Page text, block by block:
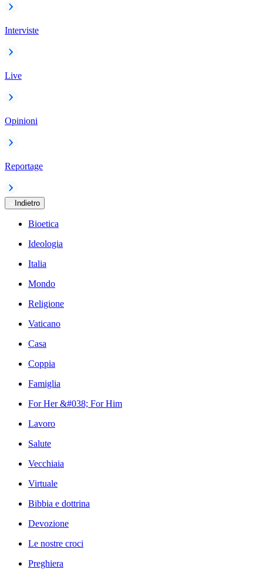
Interviste
Live
Opinioni
Reportage
Indietro
Bioetica
Ideologia
Italia
Mondo
Religione
Vaticano
Casa
Coppia
Famiglia
For Her &#038; For Him
Lavoro
Salute
Vecchiaia
Virtuale
Bibbia e dottrina
Devozione
Le nostre croci
Preghiera